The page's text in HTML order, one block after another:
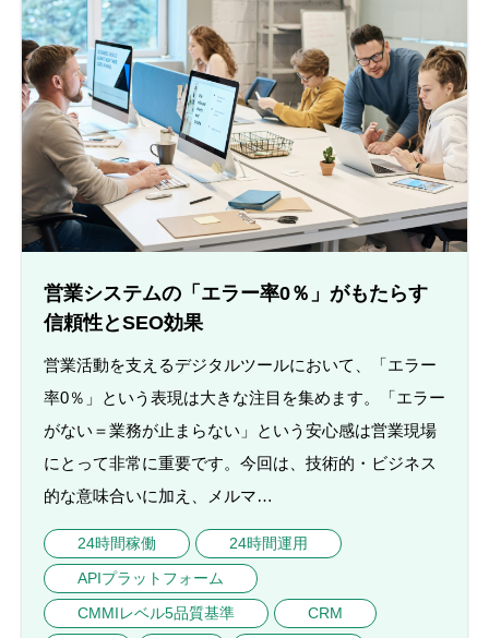
営業システムの「エラー率0％」がもたらす
信頼性とSEO効果
営業活動を支えるデジタルツールにおいて、「エラー
率0％」という表現は大きな注目を集めます。「エラー
がない＝業務が止まらない」という安心感は営業現場
にとって非常に重要です。今回は、技術的・ビジネス
的な意味合いに加え、メルマ…
24時間稼働
24時間運用
APIプラットフォーム
CMMIレベル5品質基準
CRM